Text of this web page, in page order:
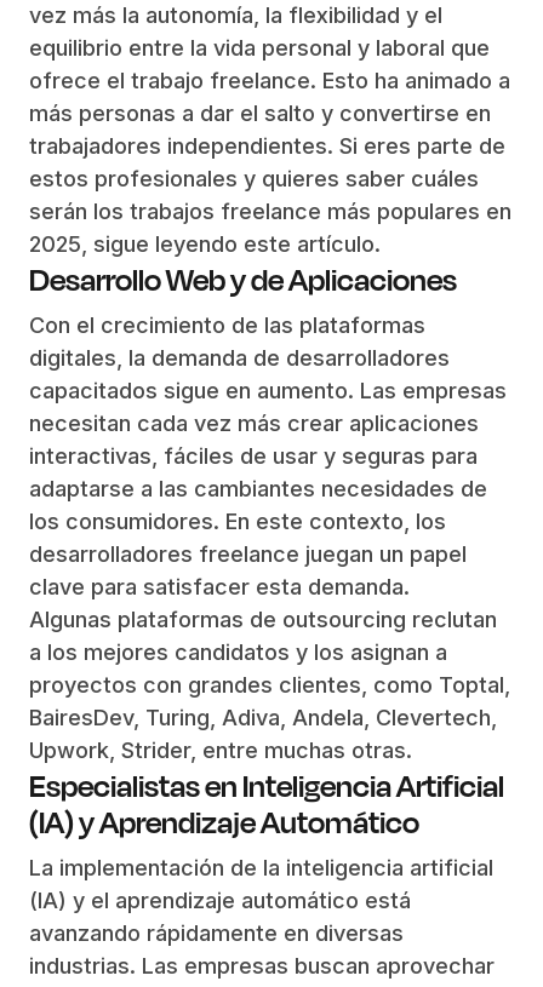
vez más la autonomía, la flexibilidad y el
equilibrio entre la vida personal y laboral que
ofrece el trabajo freelance. Esto ha animado a
más personas a dar el salto y convertirse en
trabajadores independientes. Si eres parte de
estos profesionales y quieres saber cuáles
serán los trabajos freelance más populares en
2025, sigue leyendo este artículo.
Desarrollo Web y de Aplicaciones
Con el crecimiento de las plataformas
digitales, la demanda de desarrolladores
capacitados sigue en aumento. Las empresas
necesitan cada vez más crear aplicaciones
interactivas, fáciles de usar y seguras para
adaptarse a las cambiantes necesidades de
los consumidores. En este contexto, los
desarrolladores freelance juegan un papel
clave para satisfacer esta demanda.
Algunas plataformas de outsourcing reclutan
a los mejores candidatos y los asignan a
proyectos con grandes clientes, como Toptal,
BairesDev, Turing, Adiva, Andela, Clevertech,
Upwork, Strider, entre muchas otras.
Especialistas en Inteligencia Artificial
(IA) y Aprendizaje Automático
La implementación de la inteligencia artificial
(IA) y el aprendizaje automático está
avanzando rápidamente en diversas
industrias. Las empresas buscan aprovechar